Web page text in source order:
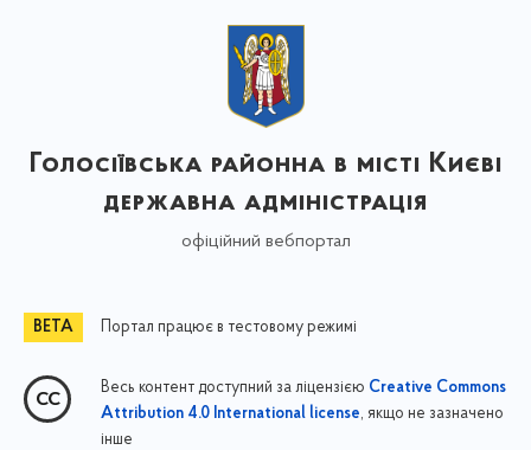
Голосіївська районна в місті Києві
державна адміністрація
офіційний вебпортал
Портал працює в тестовому режимі
Весь контент доступний за ліцензією Creative Commons
Attribution 4.0 International license, якщо не зазначено
інше